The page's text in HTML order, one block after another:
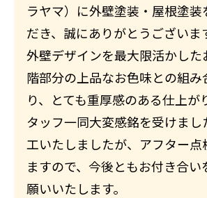
ラヤマ）に外壁塗装・屋根塗装
だき、誠にありがとうございま
外壁デザインを最大限活かした
階部分の上品なお色味との組み
り、とても重厚感のある仕上が
タッフ一同大変感銘を受けまし
工いたしましたが、アフター点
ますので、今後ともお付き合い
願いいたします。